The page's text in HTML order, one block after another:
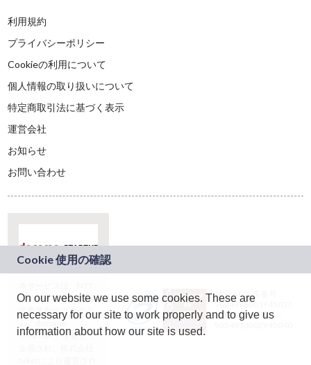
利用規約
プライバシーポリシー
Cookieの利用について
個人情報の取り扱いについて
特定商取引法に基づく表示
運営会社
お知らせ
お問い合わせ
ドコモグループの新
規事業創出プログラ
ム「docomo
STARTUP」を通じて
JASRAC許諾番号：
9024936001Y45037
JASRAC許諾番号：
On our website we use some cookies. These are
necessary for our site to work properly and to give us
information about how our site is used.